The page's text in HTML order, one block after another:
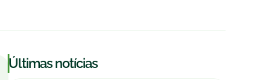
|Últimas notícias